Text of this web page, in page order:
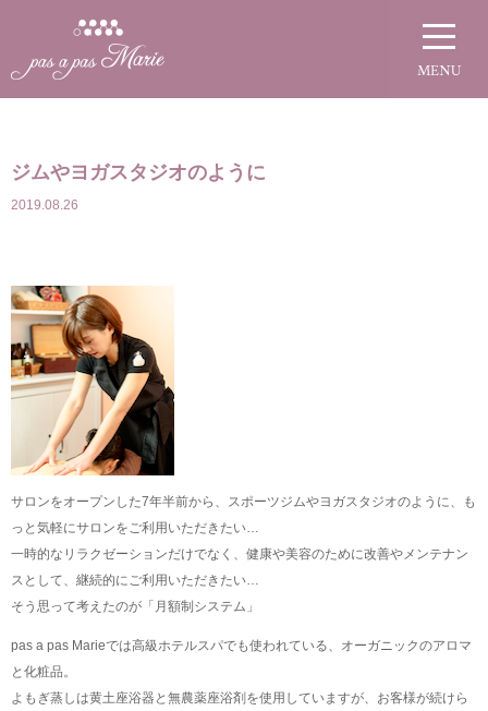
ジムやヨガスタジオのように
2019.08.26
サロンをオープンした7年半前から、スポーツジムやヨガスタジオのように、も
っと気軽にサロンをご利用いただきたい…
一時的なリラクゼーションだけでなく、健康や美容のために改善やメンテナン
スとして、継続的にご利用いただきたい…
そう思って考えたのが「月額制システム」
pas a pas Marieでは高級ホテルスパでも使われている、オーガニックのアロマ
と化粧品。
よもぎ蒸しは黄土座浴器と無農薬座浴剤を使用していますが、お客様が続けら